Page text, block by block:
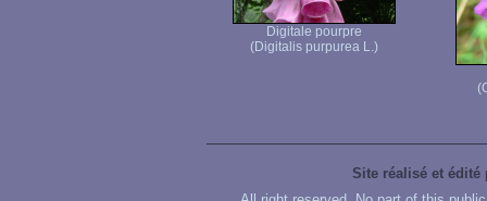
Digitale pourpre
(Digitalis purpurea L.)
Site réalisé et édité